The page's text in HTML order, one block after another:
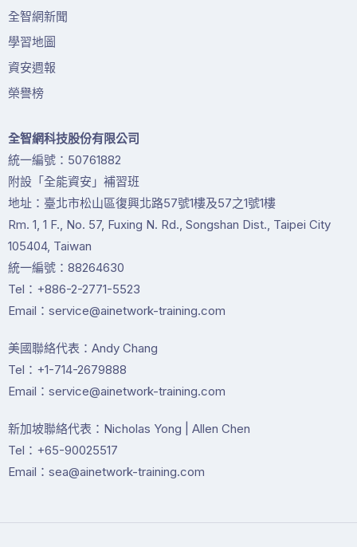
全智網新聞
學習地圖
資安週報
榮譽榜
全智網科技股份有限公司
統一編號：50761882
附設「全能資安」補習班
地址：臺北市松山區復興北路57號1樓及57之1號1樓
Rm. 1, 1 F., No. 57, Fuxing N. Rd., Songshan Dist., Taipei City
105404, Taiwan
統一編號：88264630
Tel：+886-2-2771-5523
Email：service@ainetwork-training.com
美國聯絡代表：Andy Chang
Tel：+1-714-2679888
Email：service@ainetwork-training.com
新加坡聯絡代表：Nicholas Yong | Allen Chen
Tel：+65-90025517
Email：sea@ainetwork-training.com